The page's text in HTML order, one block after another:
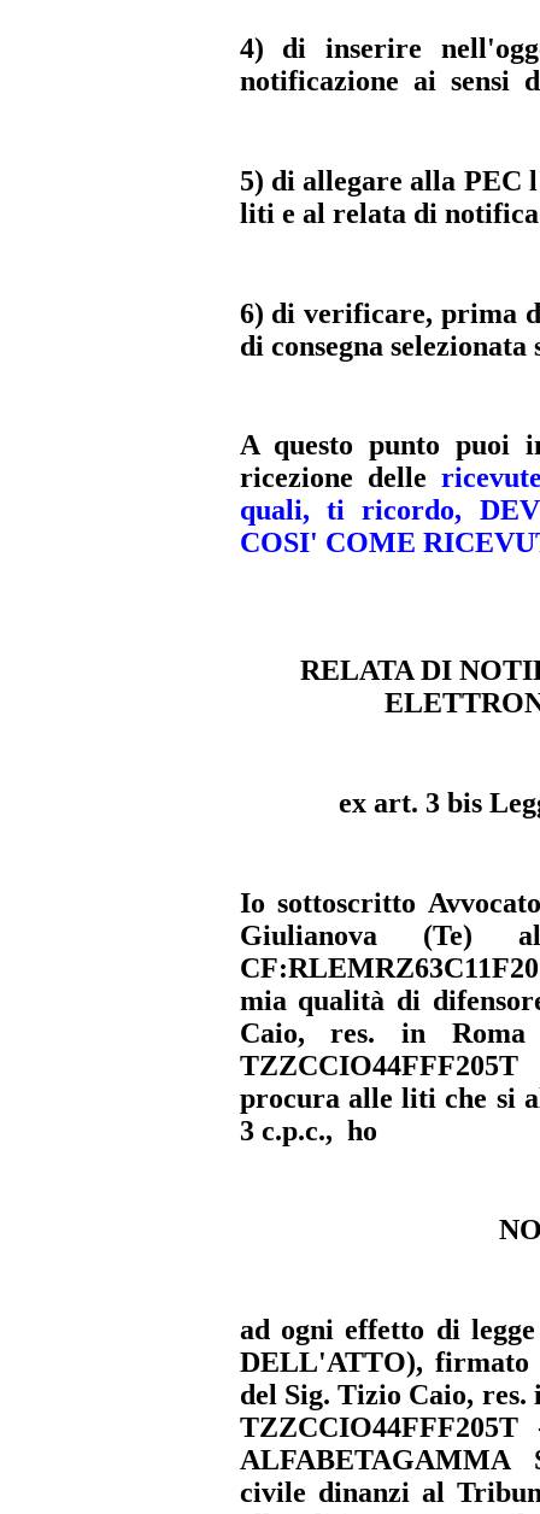
4) di inserire
notificazione ai sensi
5) di allegare alla PEC
liti e al relata di
6) di verificare, prima
di consegna
A questo punto puoi
ricezione delle
quali, ti ricordo,
COSI' COME
RELATA DI
ex art. 3 bis
Io sottoscritto
Giulianova
mia qualità di
Caio, res. inRoma
TZZCCIO44FFF205T
procura alle liti che si
3 c.p.c., ho
ad ogni effetto di
DELL'ATTO), firmato
del Sig. Tizio Caio, res.
TZZCCIO44FFF205T-
ALFABETAGAMMA
civile dinanzi al